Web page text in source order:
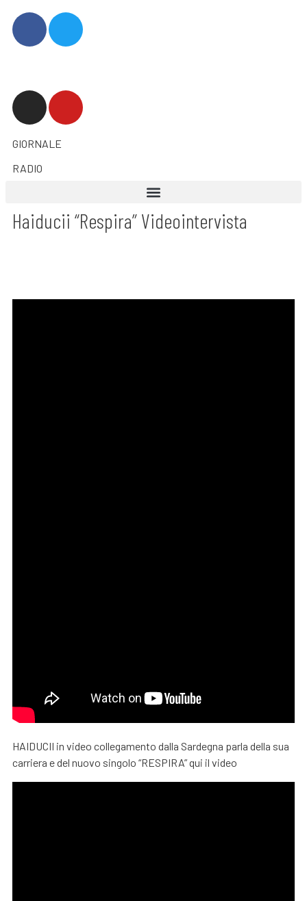
GIORNALE
RADIO
Haiducii “Respira” Videointervista
HAIDUCII in video collegamento dalla Sardegna parla della sua
carriera e del nuovo singolo “RESPIRA” qui il video